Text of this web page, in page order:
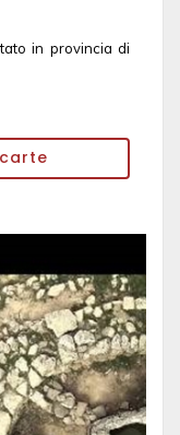
in provincia di